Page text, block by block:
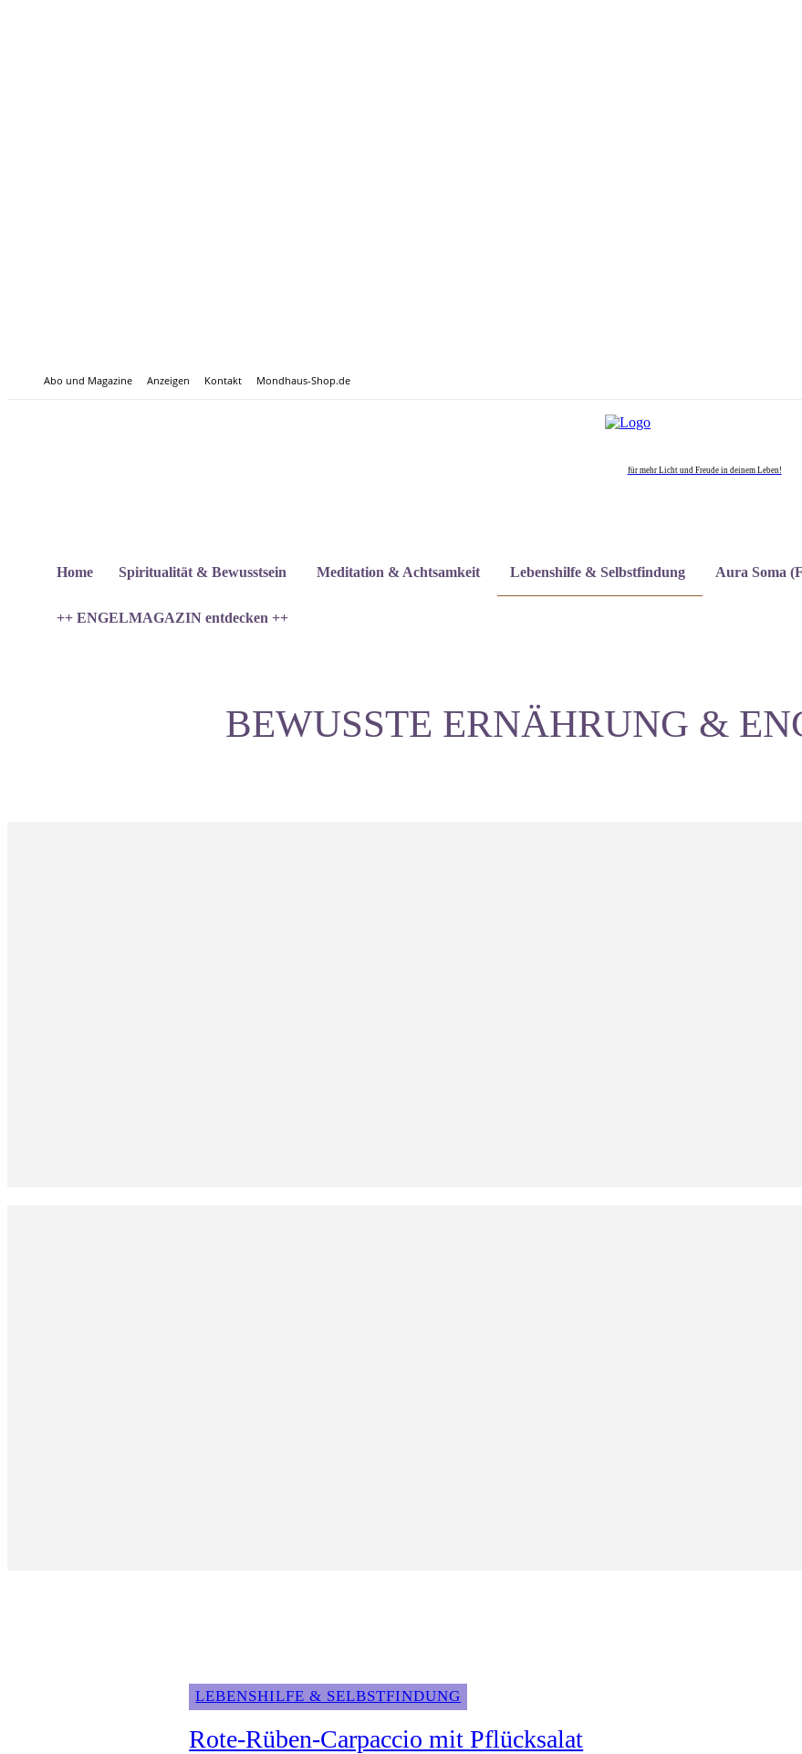
Abo und Magazine Anzeigen Kontakt Mondhaus-Shop.de
für mehr Licht und Freude in deinem Leben!
Home Spiritualität & Bewusstsein Meditation & Achtsamkeit Lebenshilfe & Selbstfindung Aura Soma
++ ENGELMAGAZIN entdecken ++
BEWUSSTE ERNÄHRUNG &
LEBENSHILFE & SELBSTFINDUNG
Rote-Rüben-Carpaccio mit Pflücksalat